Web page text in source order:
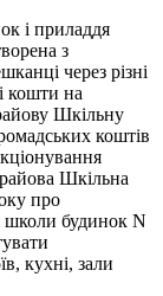
і приладдя
з
через різні
кошти на
Шкільну
коштів
Шкільна
про
школи будинок N
кухні, зали